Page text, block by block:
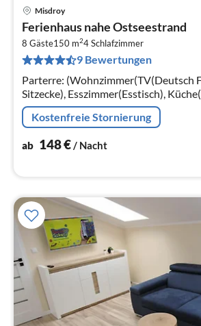
Misdroy
Ferienhaus nahe Ostseestrand
8 Gäste150 m24Schlafzimmer
9 Bewertungen
Parterre: (Wohnzimmer(TV(Deutsch
Sitzecke), Esszimmer(Esstisch),
Kochendwasserhahn, Toaster,
Induktion)
Kostenfreie Stornierung
ab 148€/ Nacht